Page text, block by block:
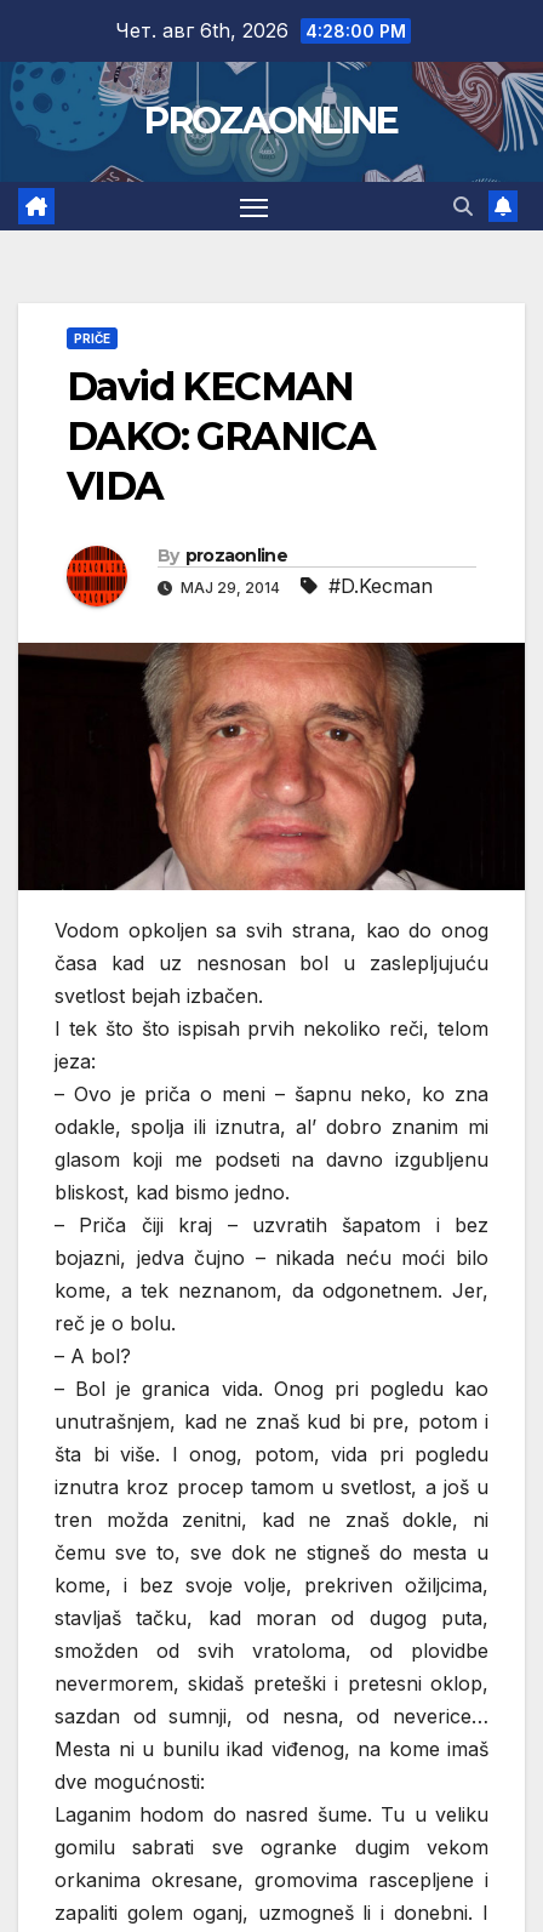
content
Чет. авг 6th, 2026 4:28:00 PM
PROZAONLINE
PRIČE
David KECMAN
DAKO: GRANICA
VIDA
By prozaonline
МАЈ 29, 2014 #D.Kecman
Vodom opkoljen sa svih strana, kao do onog
časa kad uz nesnosan bol u zaslepljujuću
svetlost bejah izbačen.
I tek što što ispisah prvih nekoliko reči, telom
jeza:
– Ovo je priča o meni – šapnu neko, ko zna
odakle, spolja ili iznutra, al’ dobro znanim mi
glasom koji me podseti na davno izgubljenu
bliskost, kad bismo jedno.
– Priča čiji kraj – uzvratih šapatom i bez
bojazni, jedva čujno – nikada neću moći bilo
kome, a tek neznanom, da odgonetnem. Jer,
reč je o bolu.
– A bol?
– Bol je granica vida. Onog pri pogledu kao
unutrašnjem, kad ne znaš kud bi pre, potom i
šta bi više. I onog, potom, vida pri pogledu
iznutra kroz procep tamom u svetlost, a još u
tren možda zenitni, kad ne znaš dokle, ni
čemu sve to, sve dok ne stigneš do mesta u
kome, i bez svoje volje, prekriven ožiljcima,
stavljaš tačku, kad moran od dugog puta,
smožden od svih vratoloma, od plovidbe
nevermorem, skidaš preteški i pretesni oklop,
sazdan od sumnji, od nesna, od neverice…
Mesta ni u bunilu ikad viđenog, na kome imaš
dve mogućnosti:
Laganim hodom do nasred šume. Tu u veliku
gomilu sabrati sve ogranke dugim vekom
orkanima okresane, gromovima rascepljene i
zapaliti golem oganj, uzmogneš li i donebni. I